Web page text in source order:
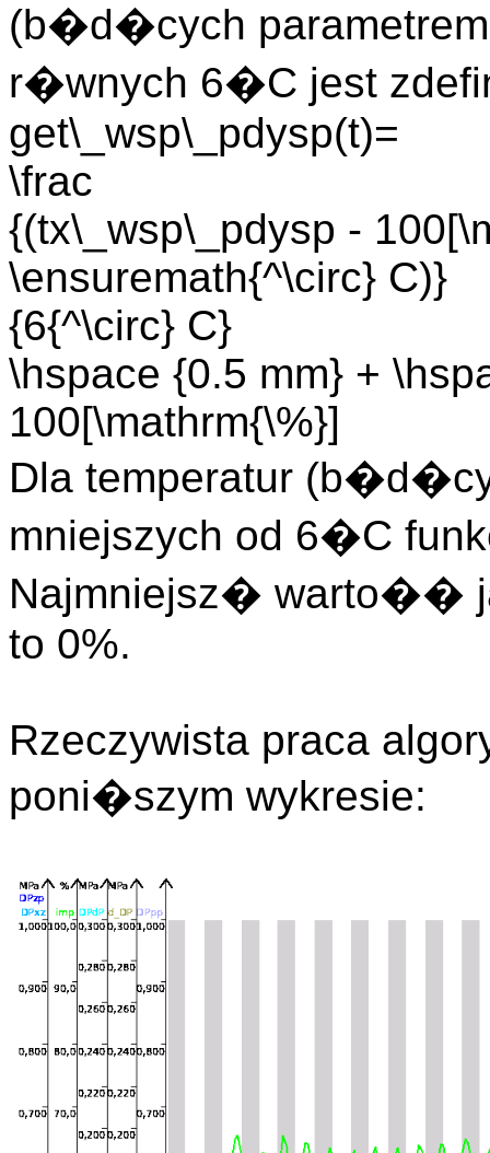
(b�d�cych
r�wnych 6�C jest
get\_wsp\_pdysp(t)=
\frac
{(tx\_wsp\_pdysp -
\ensuremath{^\circ} C)}
{6{^\circ} C}
\hspace {0.5 mm} +
100[\mathrm{\%}]
Dla temperatur
mniejszych od 6�C
Najmniejsz� warto��
to 0%.
Rzeczywista praca
poni�szym wykresie: